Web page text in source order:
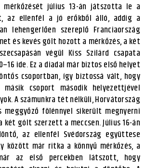
mérkőzését július 13-án játszotta le a
az ellenfél a jó erőkből álló, addig a
lehengerlően szereplő Franciaország
és kevés gólt hozott a mérkőzés, a két
végül Kiss Szilárd csapata
ide. Ez a diadal már biztos első helyet
csoportban, így biztossá vált, hogy
csoport második helyezettjével
A számunkra tét nélküli, Horvátország
fölénnyel sikerült megnyerni
két gólt szerzett a meccsen. Július 16-án
az ellenfél Svédország együttese
között már ritka a könnyű mérkőzés, a
az első percekben látszott, hogy